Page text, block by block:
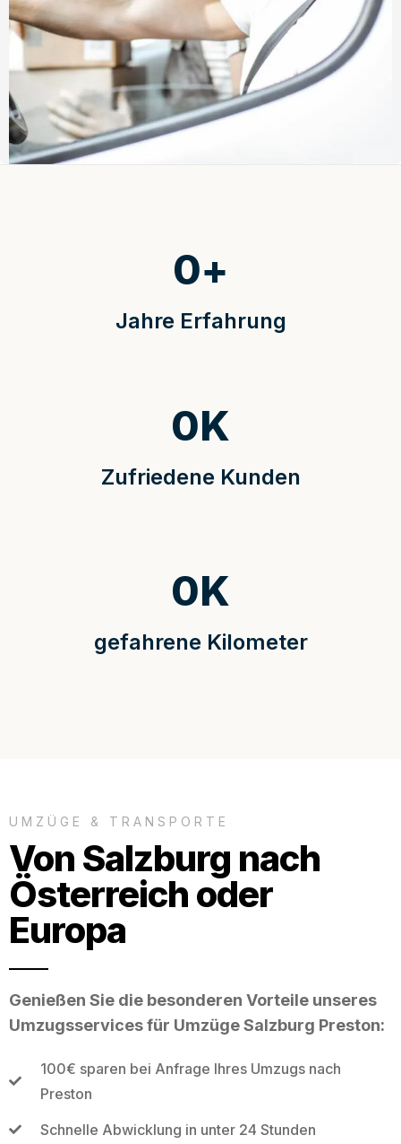
Jahre Erfahrung
0+
Zufriedene Kunden
0K
gefahrene Kilometer
0K
UMZÜGE & TRANSPORTE
Von Salzburg nach
Österreich oder
Europa
Genießen Sie die besonderen Vorteile unseres
Umzugsservices für Umzüge Salzburg Preston:
100€ sparen bei Anfrage Ihres Umzugs nach
Preston
Schnelle Abwicklung in unter 24 Stunden